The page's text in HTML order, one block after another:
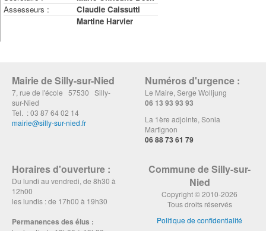
Assesseurs :
Claudie Caissutti
Martine Harvier
Mairie de Silly-sur-Nied
7, rue de l'école 57530 Silly-
sur-Nied
Tel. : 03 87 64 02 14
mairie@silly-sur-nied.fr
Numéros d'urgence :
Le Maire, Serge Wolljung
06 13 93 93 93
La 1ère adjointe, Sonia
Martignon
06 88 73 61 79
Horaires d'ouverture :
Du lundi au vendredi, de 8h30 à
12h00
les lundis : de 17h00 à 19h30
Permanences des élus :
Commune de Silly-sur-
Nied
Copyright © 2010-2026
Tous droits réservés
Politique de confidentialité